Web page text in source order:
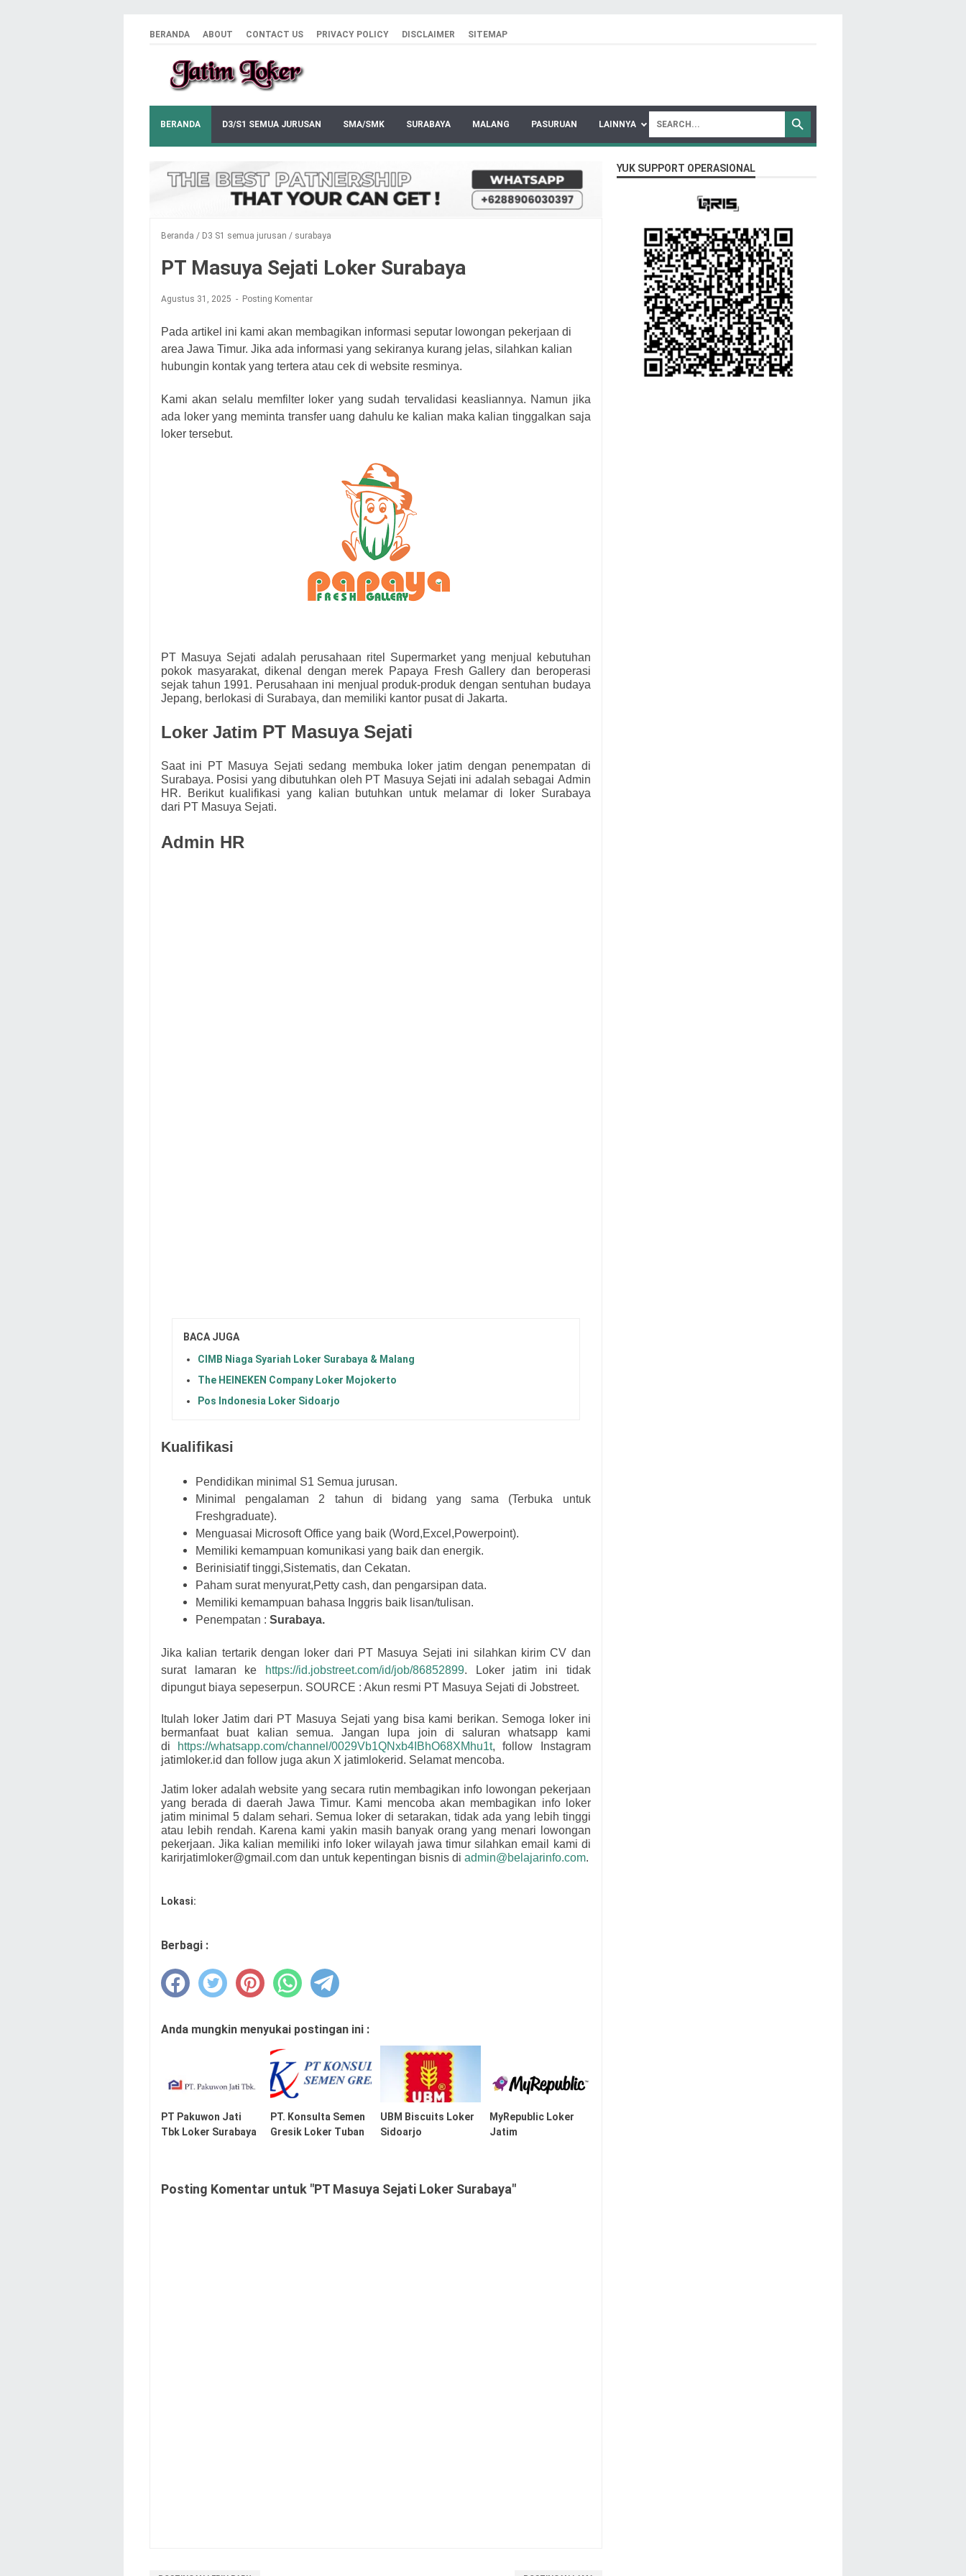
BERANDA ABOUT CONTACT US PRIVACY POLICY DISCLAIMER SITEMAP
BERANDA D3/S1 SEMUA JURUSAN SMA/SMK SURABAYA MALANG PASURUAN LAINNYA
Beranda / D3 S1 semua jurusan / surabaya
PT Masuya Sejati Loker Surabaya
Agustus 31, 2025 Posting Komentar
Pada artikel ini kami akan membagikan informasi seputar lowongan pekerjaan di
area Jawa Timur. Jika ada informasi yang sekiranya kurang jelas, silahkan kalian
hubungin kontak yang tertera atau cek di website resminya.
Kami akan selalu memfilter loker yang sudah tervalidasi keasliannya. Namun jika
ada loker yang meminta transfer uang dahulu ke kalian maka kalian tinggalkan saja
loker tersebut.
PT Masuya Sejati adalah perusahaan ritel Supermarket yang menjual kebutuhan
pokok masyarakat, dikenal dengan merek Papaya Fresh Gallery dan beroperasi
sejak tahun 1991. Perusahaan ini menjual produk-produk dengan sentuhan budaya
Jepang, berlokasi di Surabaya, dan memiliki kantor pusat di Jakarta.
Loker Jatim PT Masuya Sejati
Saat ini PT Masuya Sejatisedang membuka loker jatim dengan penempatan di
Surabaya. Posisi yang dibutuhkan oleh PT Masuya Sejati ini adalah sebagai Admin
HR.
Berikut kualifikasi yang kalian butuhkan untuk melamar di loker Surabaya
dari PT Masuya Sejati.
Admin HR
BACA JUGA
CIMB Niaga Syariah Loker Surabaya & Malang
The HEINEKEN Company Loker Mojokerto
Pos Indonesia Loker Sidoarjo
Kualifikasi
Pendidikan minimal S1 Semua jurusan.
Minimal pengalaman 2 tahun di bidang yang sama (Terbuka untuk
Freshgraduate).
Menguasai Microsoft Office yang baik (Word,Excel,Powerpoint).
Memiliki kemampuan komunikasi yang baik dan energik.
Berinisiatif tinggi,Sistematis, dan Cekatan.
Paham surat menyurat,Petty cash, dan pengarsipan data.
Memiliki kemampuan bahasa Inggris baik lisan/tulisan.
Penempatan : Surabaya.
Jika kalian tertarik dengan loker dari PT Masuya Sejati ini silahkan kirim CV dan
surat lamaran ke
https://id.jobstreet.com/id/job/86852899. Loker jatim ini tidak
dipungut biaya sepeserpun. SOURCE : Akun resmi PT Masuya Sejati di Jobstreet.
Itulah loker Jatim dari PT Masuya Sejati yang bisa kami berikan. Semoga loker ini
bermanfaat buat kalian semua.Jangan lupa join di saluran whatsapp kami
di
https://whatsapp.com/channel/0029Vb1QNxb4IBhO68XMhu1t, follow Instagram
jatimloker.id dan follow juga akun X jatimlokerid. Selamat mencoba.
Jatim loker adalah website yang secara rutin membagikan info lowongan pekerjaan
yang berada di daerah Jawa Timur. Kami mencoba akan membagikan info loker
jatim minimal 5 dalam sehari. Semua loker di setarakan, tidak ada yang lebih tinggi
atau lebih rendah. Karena kami yakin masih banyak orang yang menari lowongan
pekerjaan. Jika kalian memiliki info loker wilayah jawa timur silahkan email kami di
karirjatimloker@gmail.com dan untuk kepentingan bisnis di admin@belajarinfo.com.
Lokasi:
Berbagi :
Anda mungkin menyukai postingan ini :
PT Pakuwon Jati
Tbk Loker Surabaya
PT. Konsulta Semen
Gresik Loker Tuban
UBM Biscuits Loker
Sidoarjo
MyRepublic Loker
Jatim
Posting Komentar untuk "PT Masuya Sejati Loker Surabaya"
YUK SUPPORT OPERASIONAL